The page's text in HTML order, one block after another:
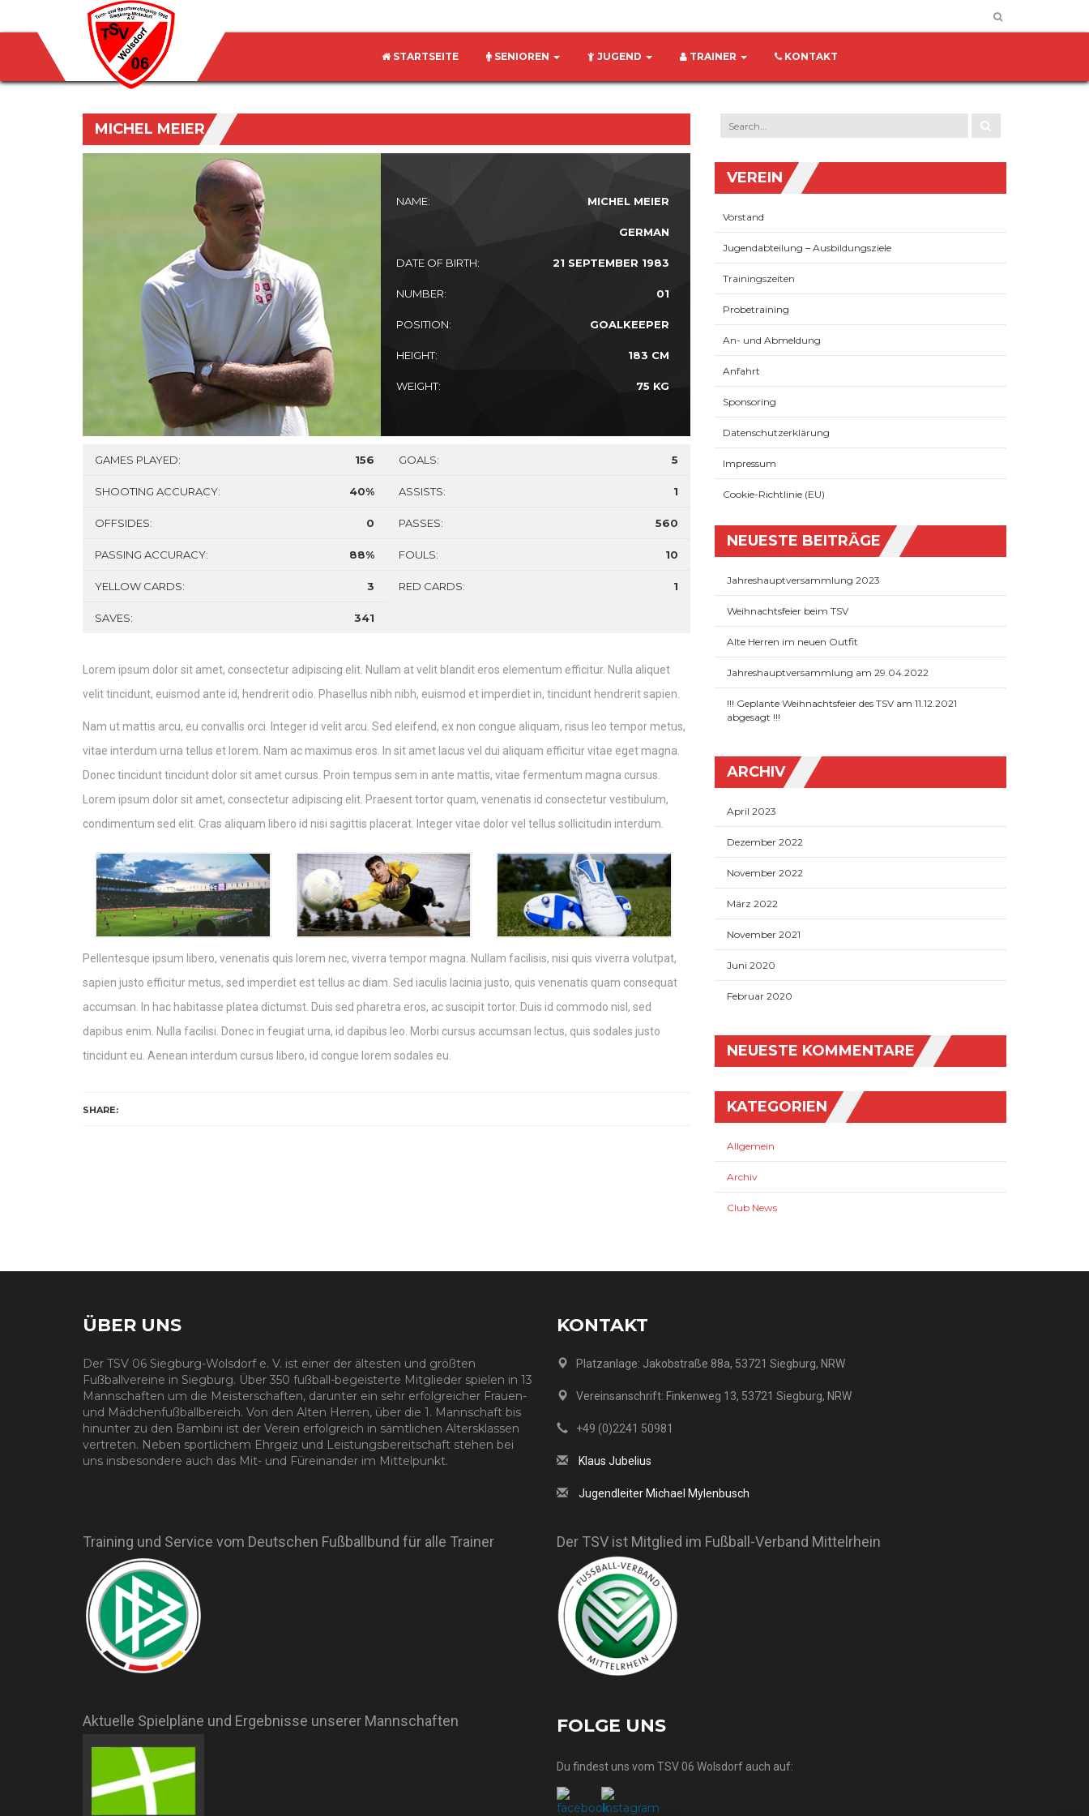
STARTSEITE SENIOREN JUGEND TRAINER KONTAKT
MICHEL MEIER
NAME: MICHEL MEIER
GERMAN
DATE OF BIRTH: 21 SEPTEMBER 1983
NUMBER: 01
POSITION: GOALKEEPER
HEIGHT: 183 CM
WEIGHT: 75 KG
GAMES PLAYED: 156 GOALS: 5
SHOOTING ACCURACY: 40% ASSISTS: 1
OFFSIDES: 0 PASSES: 560
PASSING ACCURACY: 88% FOULS: 10
YELLOW CARDS: 3 RED CARDS: 1
SAVES: 341
Lorem ipsum dolor sit amet, consectetur adipiscing elit. Nullam at velit blandit eros elementum efficitur. Nulla aliquet
velit tincidunt, euismod ante id, hendrerit odio. Phasellus nibh nibh, euismod et imperdiet in, tincidunt hendrerit sapien.
Nam ut mattis arcu, eu convallis orci. Integer id velit arcu. Sed eleifend, ex non congue aliquam, risus leo tempor metus,
vitae interdum urna tellus et lorem. Nam ac maximus eros. In sit amet lacus vel dui aliquam efficitur vitae eget magna.
Donec tincidunt tincidunt dolor sit amet cursus. Proin tempus sem in ante mattis, vitae fermentum magna cursus.
Lorem ipsum dolor sit amet, consectetur adipiscing elit. Praesent tortor quam, venenatis id consectetur vestibulum,
condimentum sed elit. Cras aliquam libero id nisi sagittis placerat. Integer vitae dolor vel tellus sollicitudin interdum.
Pellentesque ipsum libero, venenatis quis lorem nec, viverra tempor magna. Nullam facilisis, nisi quis viverra volutpat,
sapien justo efficitur metus, sed imperdiet est tellus ac diam. Sed iaculis lacinia justo, quis venenatis quam consequat
accumsan. In hac habitasse platea dictumst. Duis sed pharetra eros, ac suscipit tortor. Duis id commodo nisl, sed
dapibus enim. Nulla facilisi. Donec in feugiat urna, id dapibus leo. Morbi cursus accumsan lectus, quis sodales justo
tincidunt eu. Aenean interdum cursus libero, id congue lorem sodales eu.
SHARE:
VEREIN
Vorstand
Jugendabteilung – Ausbildungsziele
Trainingszeiten
Probetraining
An- und Abmeldung
Anfahrt
Sponsoring
Datenschutzerklärung
Impressum
Cookie-Richtlinie (EU)
NEUESTE BEITRÄGE
Jahreshauptversammlung 2023
Weihnachtsfeier beim TSV
Alte Herren im neuen Outfit
Jahreshauptversammlung am 29.04.2022
!!! Geplante Weihnachtsfeier des TSV am 11.12.2021
abgesagt !!!
ARCHIV
April 2023
Dezember 2022
November 2022
März 2022
November 2021
Juni 2020
Februar 2020
NEUESTE KOMMENTARE
KATEGORIEN
Allgemein
Archiv
Club News
ÜBER UNS
Der TSV 06 Siegburg-Wolsdorf e. V. ist einer der ältesten und größten
Fußballvereine in Siegburg. Über 350 fußball-begeisterte Mitglieder spielen in 13
Mannschaften um die Meisterschaften, darunter ein sehr erfolgreicher Frauen-
und Mädchenfußballbereich. Von den Alten Herren, über die 1. Mannschaft bis
hinunter zu den Bambini ist der Verein erfolgreich in sämtlichen Altersklassen
vertreten. Neben sportlichem Ehrgeiz und Leistungsbereitschaft stehen bei
uns insbesondere auch das Mit- und Füreinander im Mittelpunkt.
KONTAKT
Platzanlage: Jakobstraße 88a, 53721 Siegburg, NRW
Vereinsanschrift: Finkenweg 13, 53721 Siegburg, NRW
+49 (0)2241 50981
Klaus Jubelius
Jugendleiter Michael Mylenbusch
Training und Service vom Deutschen Fußballbund für alle Trainer Der TSV ist Mitglied im Fußball-Verband Mittelrhein
Aktuelle Spielpläne und Ergebnisse unserer Mannschaften FOLGE UNS
Du findest uns vom TSV 06 Wolsdorf auch auf: